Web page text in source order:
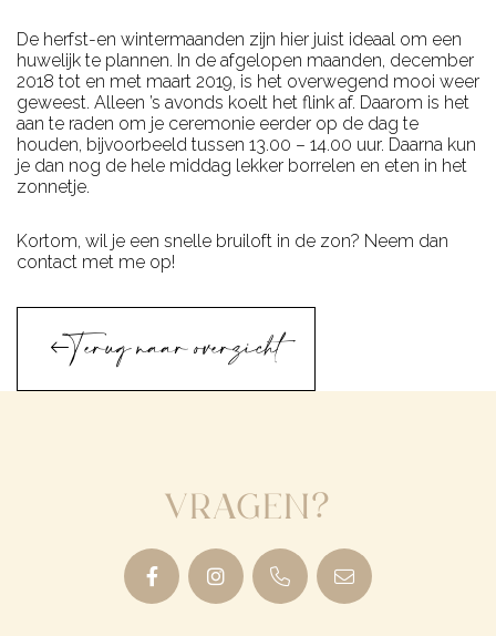
De herfst-en wintermaanden zijn hier juist ideaal om een
huwelijk te plannen. In de afgelopen maanden, december
2018 tot en met maart 2019, is het overwegend mooi weer
geweest. Alleen ’s avonds koelt het flink af. Daarom is het
aan te raden om je ceremonie eerder op de dag te
houden, bijvoorbeeld tussen 13.00 – 14.00 uur. Daarna kun
je dan nog de hele middag lekker borrelen en eten in het
zonnetje.
Kortom, wil je een snelle bruiloft in de zon? Neem dan
contact met me op!
Terug naar overzicht
Vragen?